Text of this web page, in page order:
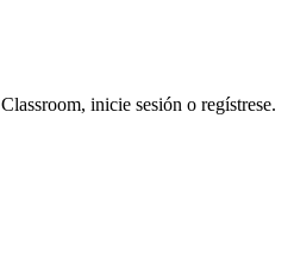
inicie sesión o regístrese.